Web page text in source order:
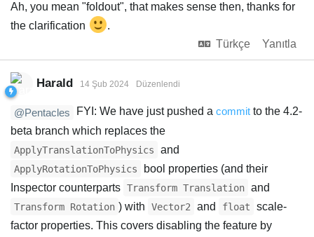
Ah, you mean "foldout", that makes sense then, thanks for
the clarification
.
Türkçe
Yanıtla
Harald 14 Şub 2024 Düzenlendi
@Pentacles FYI: We have just pushed a commit to the 4.2-
beta branch which replaces the
ApplyTranslationToPhysics and
ApplyRotationToPhysics
bool properties (and their
Inspector counterparts Transform Translation and
Transform Rotation ) with Vector2 and float
scale-
factor properties. This covers disabling the feature by